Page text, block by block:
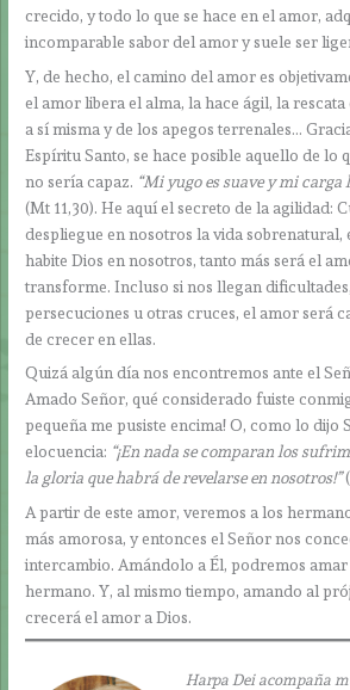
crecido, y todo lo que se hace en el amor,
incomparable sabor del amor y suele ser
Y, de hecho, el camino del amor es
el amor libera el alma, la hace ágil, la
a sí misma y de los apegos terrenales…
Espíritu Santo, se hace posible aquello de lo
no sería capaz. “Mi yugo es suave y mi carga
(Mt 11,30). He aquí el secreto de la agilidad:
despliegue en nosotros la vida sobrenatural,
habite Dios en nosotros, tanto más será el
transforme. Incluso si nos llegan
persecuciones u otras cruces, el amor será
de crecer en ellas.
Quizá algún día nos encontremos ante el
Amado Señor, qué considerado fuiste
pequeña me pusiste encima! O, como lo dijo
elocuencia: “¡En nada se comparan los
la gloria que habrá de revelarse en nosotros!”
A partir de este amor, veremos a los
más amorosa, y entonces el Señor nos
intercambio. Amándolo a Él, podremos
hermano. Y, al mismo tiempo, amando al
crecerá el amor a Dios.
Harpa Dei acompaña